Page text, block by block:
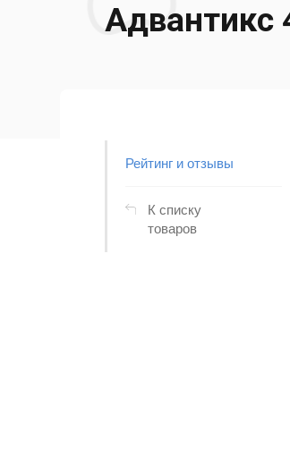
Адвантикс
Рейтинг и отзывы
К списку
товаров